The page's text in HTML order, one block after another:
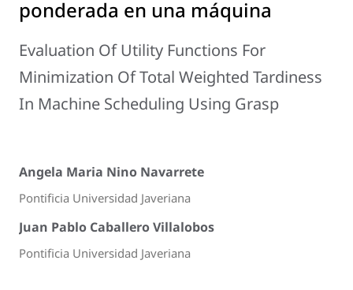
ponderada en una máquina
Evaluation Of Utility Functions For
Minimization Of Total Weighted Tardiness
In Machine Scheduling Using Grasp
Angela Maria Nino Navarrete
Pontificia Universidad Javeriana
Juan Pablo Caballero Villalobos
Pontificia Universidad Javeriana